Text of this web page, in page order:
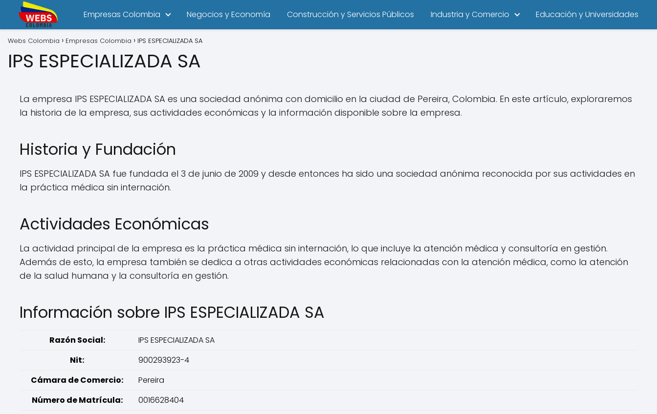
Empresas Colombia Negocios y Economía Construcción y Servicios Públicos Industria y Comercio Educación y Universidades
Webs Colombia Empresas Colombia IPS ESPECIALIZADA SA
IPS ESPECIALIZADA SA
La empresa IPS ESPECIALIZADA SA es una sociedad anónima con domicilio en la ciudad de Pereira, Colombia. En este artículo, exploraremos
la historia de la empresa, sus actividades económicas y la información disponible sobre la empresa.
Historia y Fundación
IPS ESPECIALIZADA SA fue fundada el 3 de junio de 2009 y desde entonces ha sido una sociedad anónima reconocida por sus actividades en
la práctica médica sin internación.
Actividades Económicas
La actividad principal de la empresa es la práctica médica sin internación, lo que incluye la atención médica y consultoría en gestión.
Además de esto, la empresa también se dedica a otras actividades económicas relacionadas con la atención médica, como la atención
de la salud humana y la consultoría en gestión.
Información sobre IPS ESPECIALIZADA SA
Razón Social:
IPS ESPECIALIZADA SA
Nit:
900293923-4
Cámara de Comercio:
Pereira
Número de Matrícula:
0016628404